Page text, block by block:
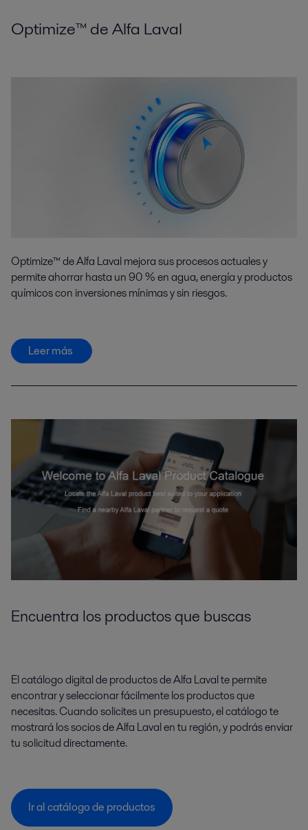
Optimize™ de Alfa Laval
Optimize™ de Alfa Laval mejora sus procesos actuales y
permite ahorrar hasta un 90 % en agua, energía y productos
químicos con inversiones mínimas y sin riesgos.
Leer más
Encuentra los productos que buscas
El catálogo digital de productos de Alfa Laval te permite
encontrar y seleccionar fácilmente los productos que
necesitas. Cuando solicites un presupuesto, el catálogo te
mostrará los socios de Alfa Laval en tu región, y podrás enviar
tu solicitud directamente.
Ir al catálogo de productos